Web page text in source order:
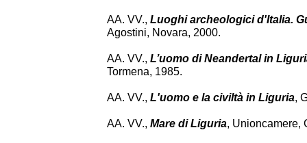
AA. VV., Luoghi archeologici d'Italia.
Agostini, Novara, 2000.
AA. VV., L’uomo di Neandertal in
Tormena, 1985.
AA. VV., L'uomo e la civiltà in Liguria,
AA. VV., Mare di Liguria, Unioncamere,